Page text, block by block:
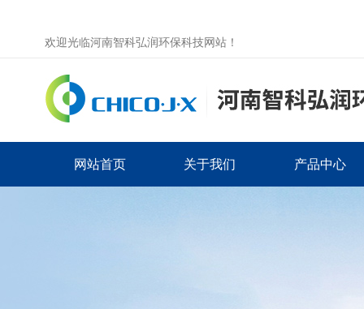
欢迎光临河南智科弘润环保科技网站！
网站首页 关于我们 产品中心